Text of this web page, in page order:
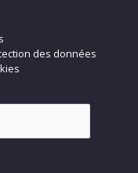
des données